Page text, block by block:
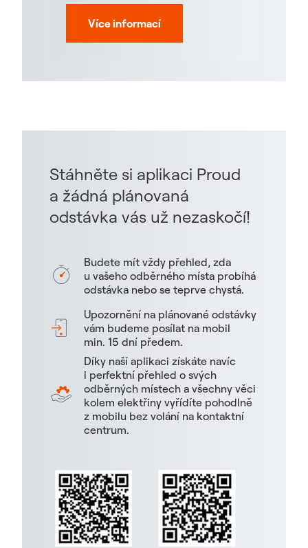
Více informací
Stáhněte si aplikaci Proud
a žádná plánovaná
odstávka vás už nezaskočí!
Budete mít vždy přehled, zda
u vašeho odběrného místa probíhá
odstávka nebo se teprve chystá.
Upozornění na plánované odstávky
vám budeme posílat na mobil
min. 15 dní předem.
Díky naší aplikaci získáte navíc
i perfektní přehled o svých
odběrných místech a všechny věci
kolem elektřiny vyřídíte pohodlně
z mobilu bez volání na kontaktní
centrum.